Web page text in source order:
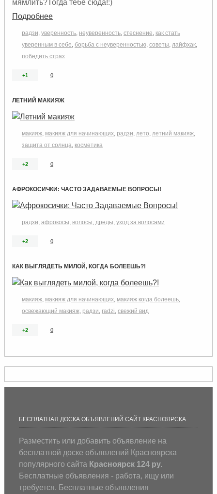
мямлить?Тогда тебе сюда!:)
Подробнее
радзи, уверенность, неуверенность, стеснение, как стать
уверенным в себе, борьба с неуверенностью, советы, лайфхак,
победить страх
+1 0
ЛЕТНИЙ МАКИЯЖ
макияж, макияж для начинающих, радзи, лето, летний макияж,
защита от солнца, косметика
+2 0
АФРОКОСИЧКИ: ЧАСТО ЗАДАВАЕМЫЕ ВОПРОСЫ!
радзи, афрокосы, волосы, дреды, уход за волосами
+2 0
КАК ВЫГЛЯДЕТЬ МИЛОЙ, КОГДА БОЛЕЕШЬ?!
макияж, макияж для начинающих, макияж когда болеешь,
освежающий макияж, радзи, radzi, свежий вид
+2 0
БЕСПЛАТНАЯ ДОСКА ОБЪЯВЛЕНИЙ САЙТ КРАСНОЯРСКА
Разместить или добавить объявление на
бесплатной доске объявлений Красноярска
популярного сайта Красноярск 124 ру.
Бесплатные объявления - работа, ищу или
требуется. Бесплатные объявления